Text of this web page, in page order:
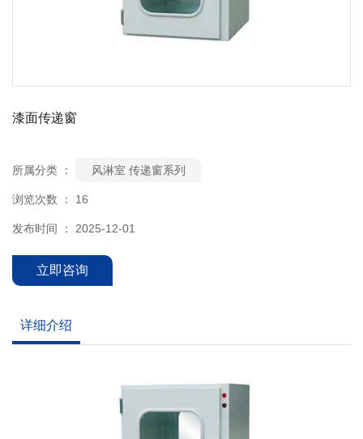
漆面传递窗
所属分类 ： 风淋室 传递窗系列
浏览次数 ： 16
发布时间 ： 2025-12-01
立即咨询
详细介绍